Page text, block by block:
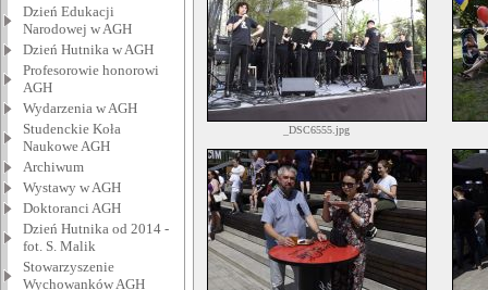
Dzień Edukacji
Narodowej w AGH
Dzień Hutnika w AGH
Profesorowie honorowi
AGH
Wydarzenia w AGH
Studenckie Koła
Naukowe AGH
Archiwum
Wystawy w AGH
Doktoranci AGH
Dzień Hutnika od 2014 -
fot. S. Malik
Stowarzyszenie
Wychowanków AGH
_DSC6555.jpg